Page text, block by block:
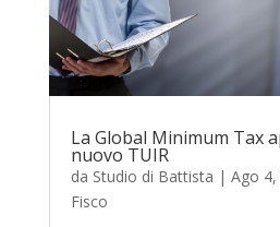
La Global Minimum Tax
nuovo TUIR
da Studio di Battista | Ago 4,
Fisco